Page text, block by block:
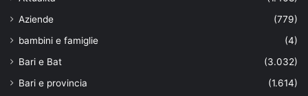
Aziende
(779)
bambini e famiglie
(4)
Bari e Bat
(3.032)
Bari e provincia
(1.614)